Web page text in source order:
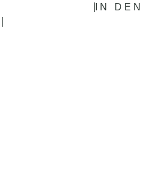
IN DEN